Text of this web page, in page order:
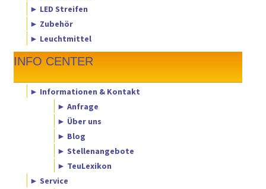
► LED Streifen
► Zubehör
► Leuchtmittel
INFO CENTER
► Informationen & Kontakt
► Anfrage
► Über uns
► Blog
► Stellenangebote
► TeuLexikon
► Service